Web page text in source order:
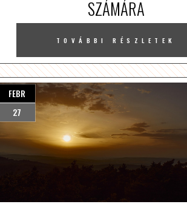
SZÁMÁRA
TOVÁBBI RÉSZLETEK
FEBR
27